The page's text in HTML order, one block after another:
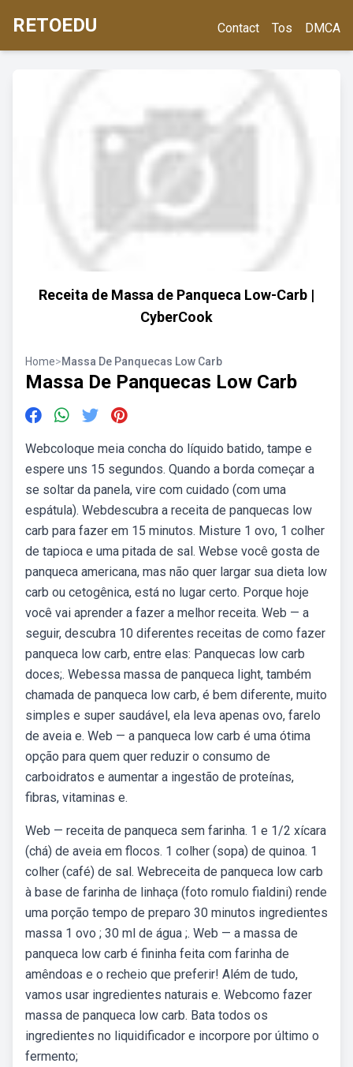
RETOEDU Contact Tos DMCA
Receita de Massa de Panqueca Low-Carb |
CyberCook
Home>Massa De Panquecas Low Carb
Massa De Panquecas Low Carb
Webcoloque meia concha do líquido batido, tampe e
espere uns 15 segundos. Quando a borda começar a
se soltar da panela, vire com cuidado (com uma
espátula). Webdescubra a receita de panquecas low
carb para fazer em 15 minutos. Misture 1 ovo, 1 colher
de tapioca e uma pitada de sal. Webse você gosta de
panqueca americana, mas não quer largar sua dieta low
carb ou cetogênica, está no lugar certo. Porque hoje
você vai aprender a fazer a melhor receita. Web — a
seguir, descubra 10 diferentes receitas de como fazer
panqueca low carb, entre elas: Panquecas low carb
doces;. Webessa massa de panqueca light, também
chamada de panqueca low carb, é bem diferente, muito
simples e super saudável, ela leva apenas ovo, farelo
de aveia e. Web — a panqueca low carb é uma ótima
opção para quem quer reduzir o consumo de
carboidratos e aumentar a ingestão de proteínas,
fibras, vitaminas e.
Web — receita de panqueca sem farinha. 1 e 1/2 xícara
(chá) de aveia em flocos. 1 colher (sopa) de quinoa. 1
colher (café) de sal. Webreceita de panqueca low carb
à base de farinha de linhaça (foto romulo fialdini) rende
uma porção tempo de preparo 30 minutos ingredientes
massa 1 ovo ; 30 ml de água ;. Web — a massa de
panqueca low carb é fininha feita com farinha de
amêndoas e o recheio que preferir! Além de tudo,
vamos usar ingredientes naturais e. Webcomo fazer
massa de panqueca low carb. Bata todos os
ingredientes no liquidificador e incorpore por último o
fermento;